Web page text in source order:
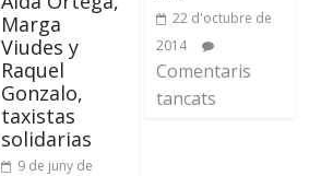
Marga
Viudes y
Raquel
Gonzalo,
taxistas
solidarias
9 de juny de
22 d'octubre de
2014
Comentaris
tancats